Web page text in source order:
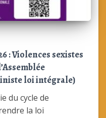
: Violences sexistes
loi intégrale)
du cycle de
la loi